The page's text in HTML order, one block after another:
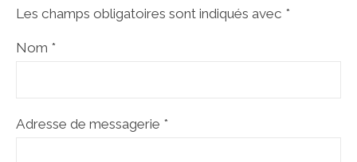
Les champs obligatoires sont indiqués avec *
Nom *
Adresse de messagerie *